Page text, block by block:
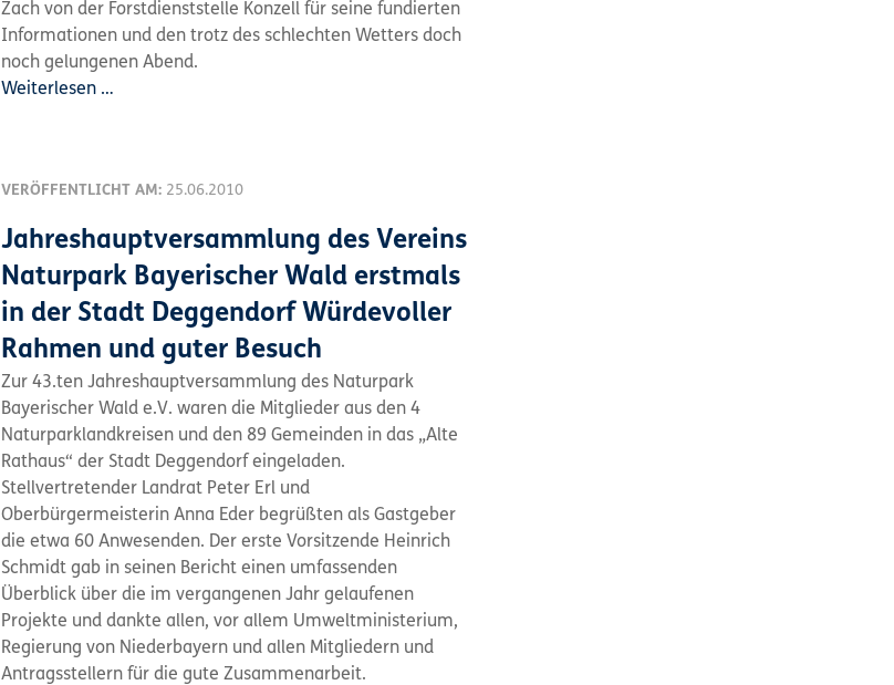
Zach von der Forstdienststelle Konzell für seine fundierten
Informationen und den trotz des schlechten Wetters doch
noch gelungenen Abend.
Weiterlesen …
VERÖFFENTLICHT AM: 25.06.2010
Jahreshauptversammlung des Vereins
Naturpark Bayerischer Wald erstmals
in der Stadt Deggendorf Würdevoller
Rahmen und guter Besuch
Zur 43.ten Jahreshauptversammlung des Naturpark
Bayerischer Wald e.V. waren die Mitglieder aus den 4
Naturparklandkreisen und den 89 Gemeinden in das „Alte
Rathaus“ der Stadt Deggendorf eingeladen.
Stellvertretender Landrat Peter Erl und
Oberbürgermeisterin Anna Eder begrüßten als Gastgeber
die etwa 60 Anwesenden. Der erste Vorsitzende Heinrich
Schmidt gab in seinen Bericht einen umfassenden
Überblick über die im vergangenen Jahr gelaufenen
Projekte und dankte allen, vor allem Umweltministerium,
Regierung von Niederbayern und allen Mitgliedern und
Antragsstellern für die gute Zusammenarbeit.